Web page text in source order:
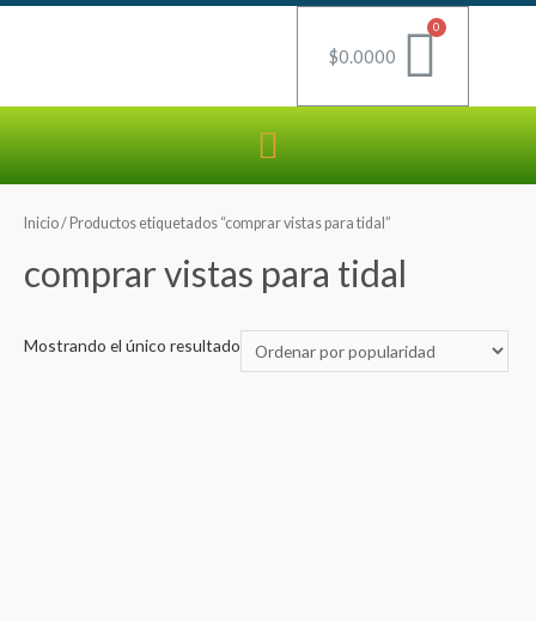
$0.0000
Inicio/ Productos etiquetados “comprar vistas para tidal”
comprar vistas para tidal
Mostrando el único resultado